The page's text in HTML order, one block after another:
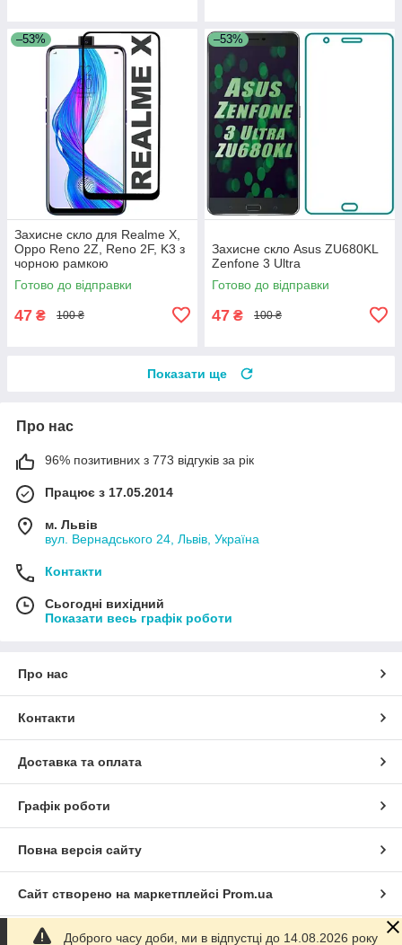
–53%
Захисне скло для Realme X,
Oppo Reno 2Z, Reno 2F, K3 з
чорною рамкою
Готово до відправки
47 ₴ 100 ₴
–53%
Захисне скло Asus ZU680KL
Zenfone 3 Ultra
Готово до відправки
47 ₴ 100 ₴
Показати ще
Про нас
96% позитивних з 773 відгуків за рік
Працює з 17.05.2014
м. Львів
вул. Вернадського 24, Львів, Україна
Контакти
Сьогодні вихідний
Показати весь графік роботи
Про нас
Контакти
Доставка та оплата
Графік роботи
Повна версія сайту
Сайт створено на маркетплейсі Prom.ua
Політика конфіденційності
Доброго часу доби, ми в відпустці до 14.08.2026 року